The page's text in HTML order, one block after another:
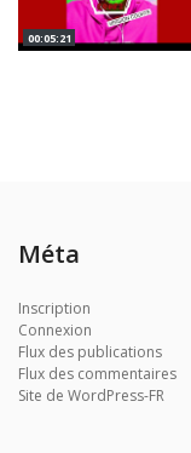
00:05:21
Méta
Inscription
Connexion
Flux des publications
Flux des commentaires
Site de WordPress-FR